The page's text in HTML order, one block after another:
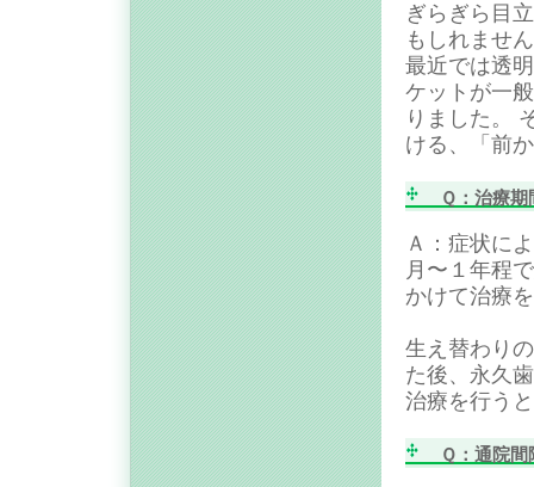
ぎらぎら目
もしれませ
最近では透
ケットが一
りました。
ける、「前
Ｑ：治療期
Ａ：症状に
月〜１年程
かけて治療
生え替わり
た後、永久
治療を行う
Ｑ：通院間